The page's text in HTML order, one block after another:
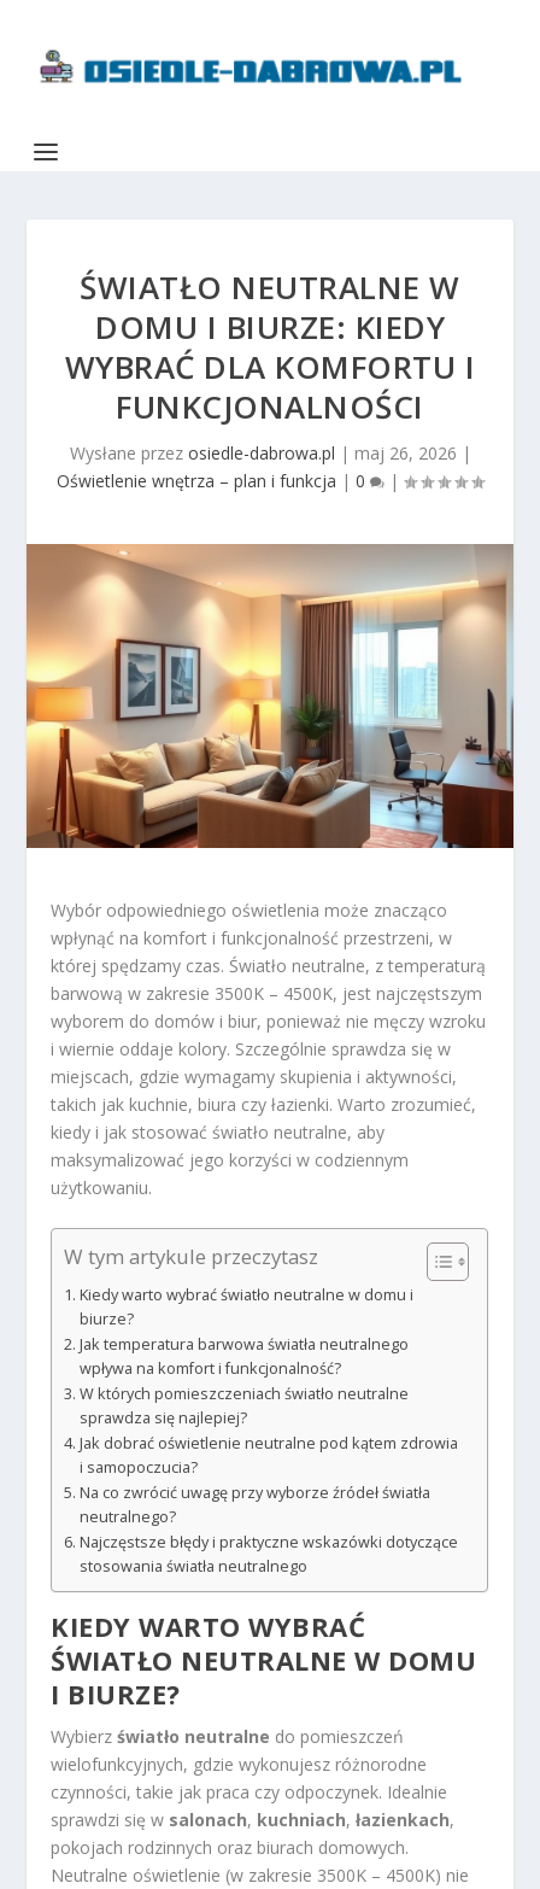
ŚWIATŁO NEUTRALNE W
DOMU I BIURZE: KIEDY
WYBRAĆ DLA KOMFORTU I
FUNKCJONALNOŚCI
Wysłane przez osiedle-dabrowa.pl | maj 26, 2026 |
Oświetlenie wnętrza – plan i funkcja | 0 |
Wybór odpowiedniego oświetlenia może znacząco
wpłynąć na komfort i funkcjonalność przestrzeni, w
której spędzamy czas. Światło neutralne, z temperaturą
barwową w zakresie 3500K – 4500K, jest najczęstszym
wyborem do domów i biur, ponieważ nie męczy wzroku
i wiernie oddaje kolory. Szczególnie sprawdza się w
miejscach, gdzie wymagamy skupienia i aktywności,
takich jak kuchnie, biura czy łazienki. Warto zrozumieć,
kiedy i jak stosować światło neutralne, aby
maksymalizować jego korzyści w codziennym
użytkowaniu.
W tym artykule przeczytasz
Kiedy warto wybrać światło neutralne w domu i
biurze?
Jak temperatura barwowa światła neutralnego
wpływa na komfort i funkcjonalność?
W których pomieszczeniach światło neutralne
sprawdza się najlepiej?
Jak dobrać oświetlenie neutralne pod kątem zdrowia
i samopoczucia?
Na co zwrócić uwagę przy wyborze źródeł światła
neutralnego?
Najczęstsze błędy i praktyczne wskazówki dotyczące
stosowania światła neutralnego
KIEDY WARTOWYBRAĆ
ŚWIATŁO NEUTRALNE W DOMU
I BIURZE?
Wybierzświatło neutralne do pomieszczeń
wielofunkcyjnych, gdzie wykonujesz różnorodne
czynności, takie jak praca czy odpoczynek. Idealnie
sprawdzi się w salonach, kuchniach,łazienkach,
pokojach rodzinnych oraz biurach domowych.
Neutralne oświetlenie (w zakresie 3500K – 4500K) nie